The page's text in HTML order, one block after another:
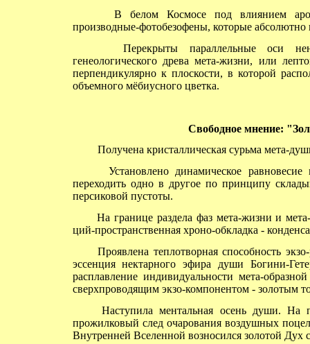
В белом Космосе под влиянием
производные-фотобезофены, которые абсолютно
Перекрыты параллельные оси
генеологического древа мета-жизни, или
перпендикулярно к плоскости, в которой
объемного мёбиусного цветка.
Свободное мнение:
Получена кристаллическая сурьма мета-
Установлено динамическое равновесие
переходить одно в другое по принципу
персиковой пустоты.
На границе раздела фаз мета-жизни и
ций-пространственная хроно-обкладка -
Проявлена теплотворная способность
эссенция нектарного эфира души Богини-
расплавление индивидуальности мета-
сверхпроводящим экзо-компонентом - золотым
Наступила ментальная осень души. На
прожилковый след очарования воздушных
Внутренней Вселенной возносился золотой Дух